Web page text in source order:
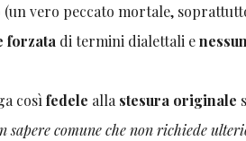
vero peccato mortale,
forzata di termini dialettali e
cosìfedele allastesura originale
sapere comune che non richiede